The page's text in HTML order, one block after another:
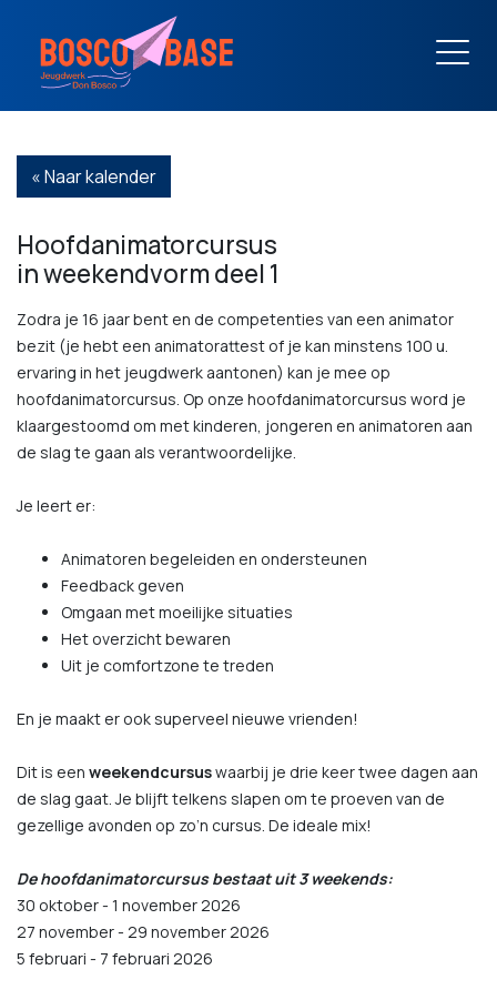
« Naar kalender
Hoofdanimatorcursus
in weekendvorm deel 1
Zodra je 16 jaar bent en de competenties van een animator
bezit (je hebt een animatorattest of je kan minstens 100 u.
ervaring in het jeugdwerk aantonen) kan je mee op
hoofdanimatorcursus. Op onze hoofdanimatorcursus word je
klaargestoomd om met kinderen, jongeren en animatoren aan
de slag te gaan als verantwoordelijke.
Je leert er:
Animatoren begeleiden en ondersteunen
Feedback geven
Omgaan met moeilijke situaties
Het overzicht bewaren
Uit je comfortzone te treden
En je maakt er ook superveel nieuwe vrienden!
Dit is een weekendcursuswaarbij je drie keer twee dagen aan
de slag gaat.­­­ Je blijft telkens slapen om te proeven van de
gezellige avonden op zo’n cursus. De ideale mix!
De hoofdanimatorcursus bestaat uit 3 weekends:
30 oktober - 1 november 2026
27 november - 29 november 2026
5 februari - 7 februari 2026